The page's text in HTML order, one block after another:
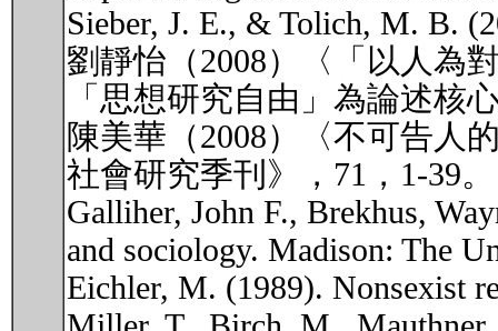
Sieber, J. E., & Tolich, M. B.
劉靜怡（2008）〈「以人為
「思想研究自由」為論述核
陳美華（2008）〈不可告人
社會研究季刊》，71，1-39。
Galliher, John F., Brekhus,
and sociology. Madison: The
Eichler, M. (1989). Nonsexist